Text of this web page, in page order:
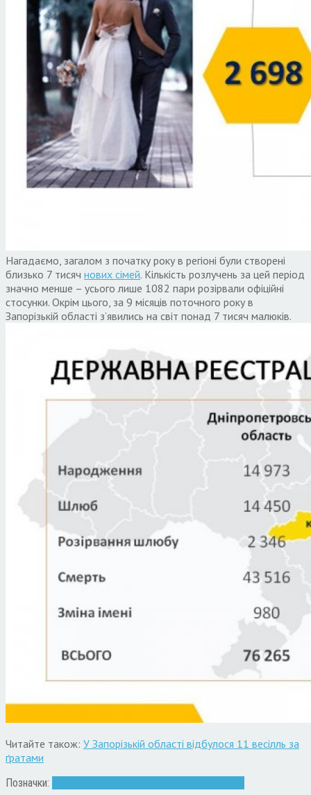
Нагадаємо, загалом з початку року в регіоні були створені
близько 7 тисяч нових сімей. Кількість розлучень за цей період
значно менше – усього лише 1082 пари розірвали офіційні
стосунки. Окрім цього, за 9 місяців поточного року в
Запорізькій області з’явились на світ понад 7 тисяч малюків.
Читайте також: У Запорізькій області відбулося 11 весілль за
ґратами
Позначки: